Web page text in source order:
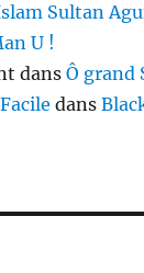
Sultan
U !
dansÔ grand
dans